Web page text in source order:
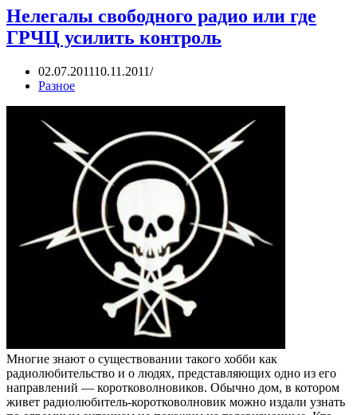
Нелегалы свободного радио или где
ГРЧЦ усилить контроль
02.07.201110.11.2011
Разное
Многие знают о существовании такого хобби как
радиолюбительство и о людях, представляющих одно из его
направлений — коротковолновиков. Обычно дом, в котором
живет радиолюбитель-коротковолновик можно издали узнать